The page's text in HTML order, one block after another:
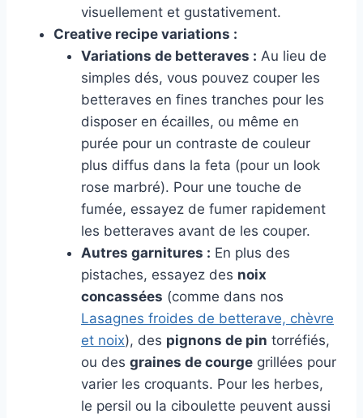
visuellement et gustativement.
Creative recipe variations :
Variations de betteraves : Au lieu de
simples dés, vous pouvez couper les
betteraves en fines tranches pour les
disposer en écailles, ou même en
purée pour un contraste de couleur
plus diffus dans la feta (pour un look
rose marbré). Pour une touche de
fumée, essayez de fumer rapidement
les betteraves avant de les couper.
Autres garnitures : En plus des
pistaches, essayez des noix
concassées (comme dans nos
Lasagnes froides de betterave, chèvre
et noix), des pignons de pin torréfiés,
ou des graines de courge grillées pour
varier les croquants. Pour les herbes,
le persil ou la ciboulette peuvent aussi